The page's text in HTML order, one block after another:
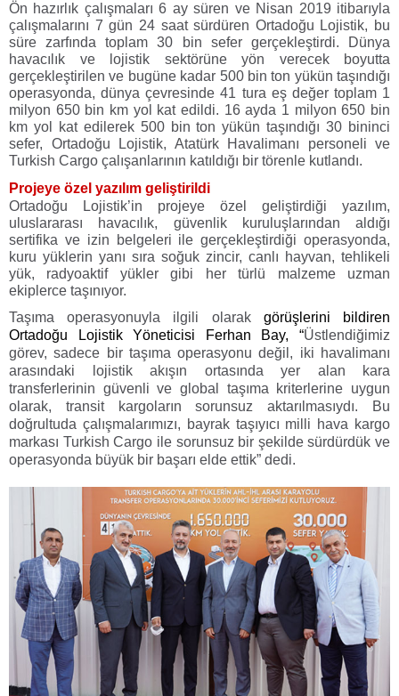
Ön hazırlık çalışmaları 6 ay süren ve Nisan 2019 itibarıyla
çalışmalarını 7 gün 24 saat sürdüren Ortadoğu Lojistik, bu
süre zarfında toplam 30 bin sefer gerçekleştirdi. Dünya
havacılık ve lojistik sektörüne yön verecek boyutta
gerçekleştirilen ve bugüne kadar 500 bin ton yükün taşındığı
operasyonda, dünya çevresinde 41 tura eş değer toplam 1
milyon 650 bin km yol kat edildi. 16 ayda 1 milyon 650 bin
km yol kat edilerek 500 bin ton yükün taşındığı 30 bininci
sefer, Ortadoğu Lojistik, Atatürk Havalimanı personeli ve
Turkish Cargo çalışanlarının katıldığı bir törenle kutlandı.
Projeye özel yazılım geliştirildi
Ortadoğu Lojistik’in projeye özel geliştirdiği yazılım,
uluslararası havacılık, güvenlik kuruluşlarından aldığı
sertifika ve izin belgeleri ile gerçekleştirdiği operasyonda,
kuru yüklerin yanı sıra soğuk zincir, canlı hayvan, tehlikeli
yük, radyoaktif yükler gibi her türlü malzeme uzman
ekiplerce taşınıyor.
Taşıma operasyonuyla ilgili olarak görüşlerini bildiren
Ortadoğu Lojistik Yöneticisi Ferhan Bay, “Üstlendiğimiz
görev, sadece bir taşıma operasyonu değil, iki havalimanı
arasındaki lojistik akışın ortasında yer alan kara
transferlerinin güvenli ve global taşıma kriterlerine uygun
olarak, transit kargoların sorunsuz aktarılmasıydı. Bu
doğrultuda çalışmalarımızı, bayrak taşıyıcı milli hava kargo
markası Turkish Cargo ile sorunsuz bir şekilde sürdürdük ve
operasyonda büyük bir başarı elde ettik” dedi.